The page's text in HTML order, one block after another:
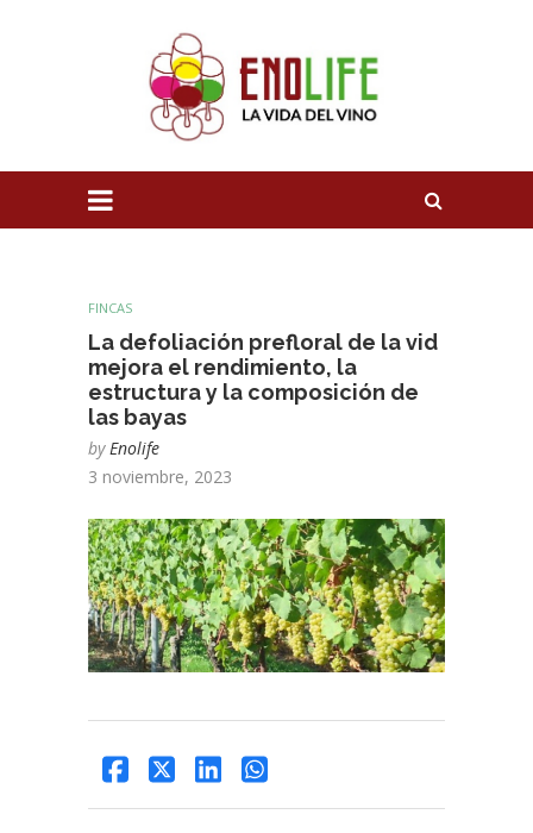
FINCAS
La defoliación prefloral de la vid
mejora el rendimiento, la
estructura y la composición de
las bayas
by Enolife
3 noviembre, 2023